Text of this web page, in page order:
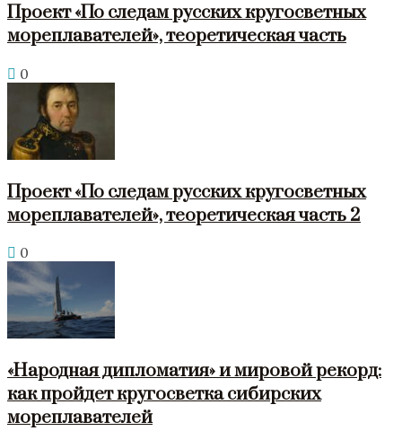
Проект «По следам русских кругосветных
мореплавателей», теоретическая часть
0
Проект «По следам русских кругосветных
мореплавателей», теоретическая часть 2
0
«Народная дипломатия» и мировой рекорд:
как пройдет кругосветка сибирских
мореплавателей